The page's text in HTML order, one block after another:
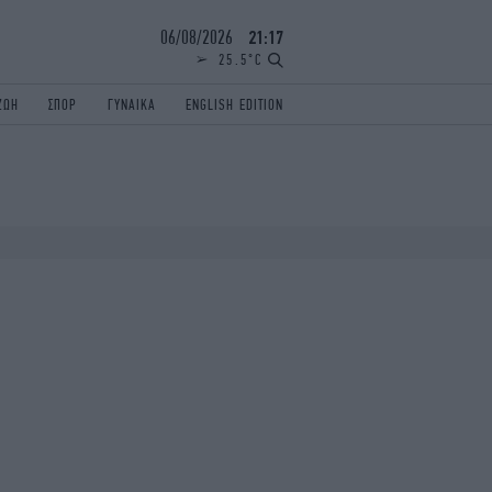
06/08/2026 21:17
25.5°C
ΣΠΟΡ ΓΥΝΑΙΚΑ ENGLISH EDITION